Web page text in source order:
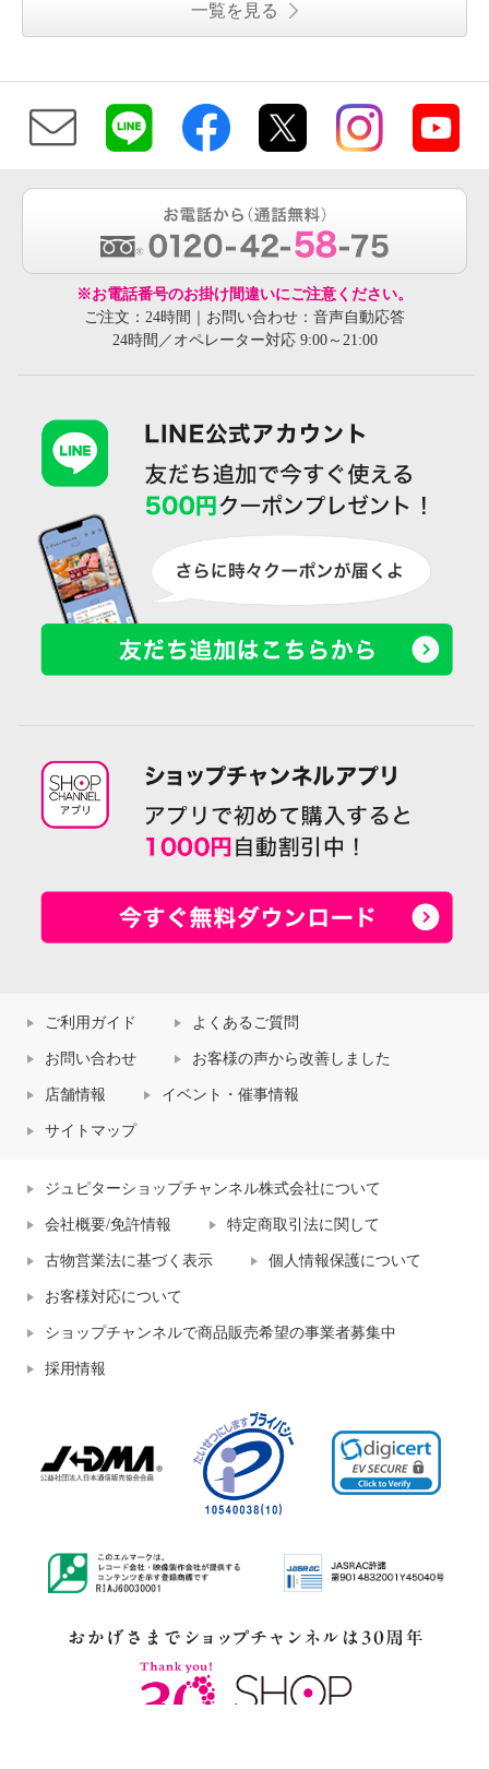
一覧を見る
※お電話番号のお掛け間違いにご注意ください。
ご注文：24時間｜お問い合わせ：音声自動応答
24時間／オペレーター対応 9:00～21:00
ご利用ガイド よくあるご質問
お問い合わせ お客様の声から改善しました
店舗情報 イベント・催事情報
サイトマップ
ジュピターショップチャンネル株式会社について
会社概要/免許情報 特定商取引法に関して
古物営業法に基づく表示 個人情報保護について
お客様対応について
ショップチャンネルで商品販売希望の事業者募集中
採用情報